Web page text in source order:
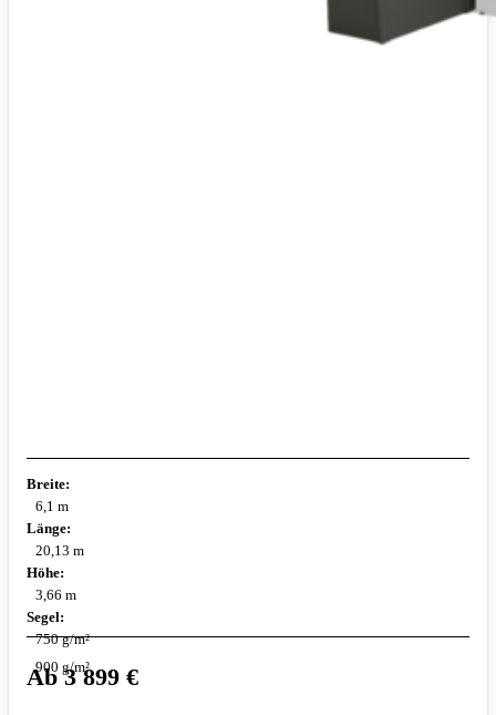
Breite:
6,1 m
Länge:
20,13 m
Höhe:
3,66 m
Segel:
750 g/m²
900 g/m²
Ab3 899 €